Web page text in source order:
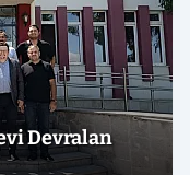
Devralan